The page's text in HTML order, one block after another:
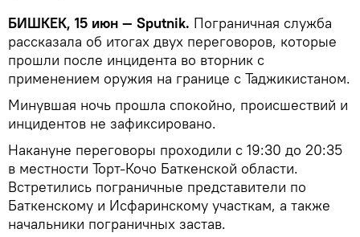
БИШКЕК, 15 июн — Sputnik. Пограничная служба
рассказала об итогах двух переговоров, которые
прошли после инцидента во вторник с
применением оружия на границе с Таджикистаном.
Минувшая ночь прошла спокойно, происшествий и
инцидентов не зафиксировано.
Накануне переговоры проходили с 19:30 до 20:35
в местности Торт-Кочо Баткенской области.
Встретились пограничные представители по
Баткенскому и Исфаринскому участкам, а также
начальники пограничных застав.